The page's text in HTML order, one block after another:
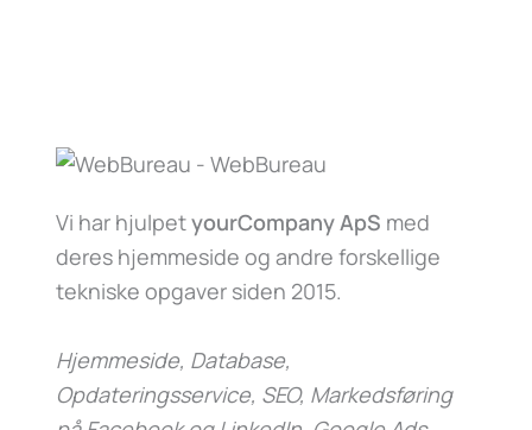
Vi har hjulpetyourCompany ApS med
deres hjemmeside og andre forskellige
tekniske opgaver siden 2015.
Hjemmeside, Database,
Opdateringsservice, SEO, Markedsføring